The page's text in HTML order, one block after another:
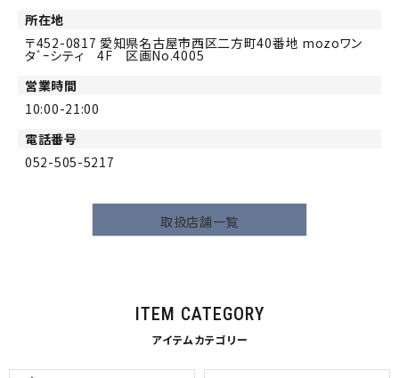
所在地
452-0817 愛知県名古屋市西区二方町40番地 mozoワン
タﾞｰシティ 4F 区画No.4005
営業時間
10:00-21:00
電話番号
052-505-5217
取扱店舗一覧
ITEM CATEGORY
アイテムカテゴリー